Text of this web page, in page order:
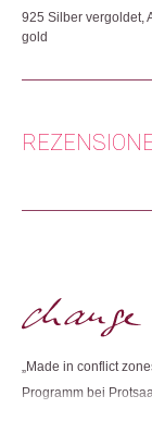
925 Silber vergoldet,
gold
Handgefertigtes
Produktion: Indien
Dieses Produkt
Es gibt noch keine
„Made in conflict
Programm bei